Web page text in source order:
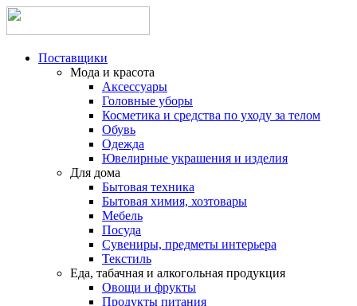
Поставщики
Мода и красота
Аксессуары
Головные уборы
Косметика и средства по уходу за телом
Обувь
Одежда
Ювелирные украшения и изделия
Для дома
Бытовая техника
Бытовая химия, хозтовары
Мебель
Посуда
Сувениры, предметы интерьера
Текстиль
Еда, табачная и алкогольная продукция
Овощи и фрукты
Продукты питания